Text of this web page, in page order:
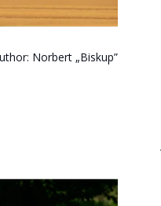
Norbert „Biskup”